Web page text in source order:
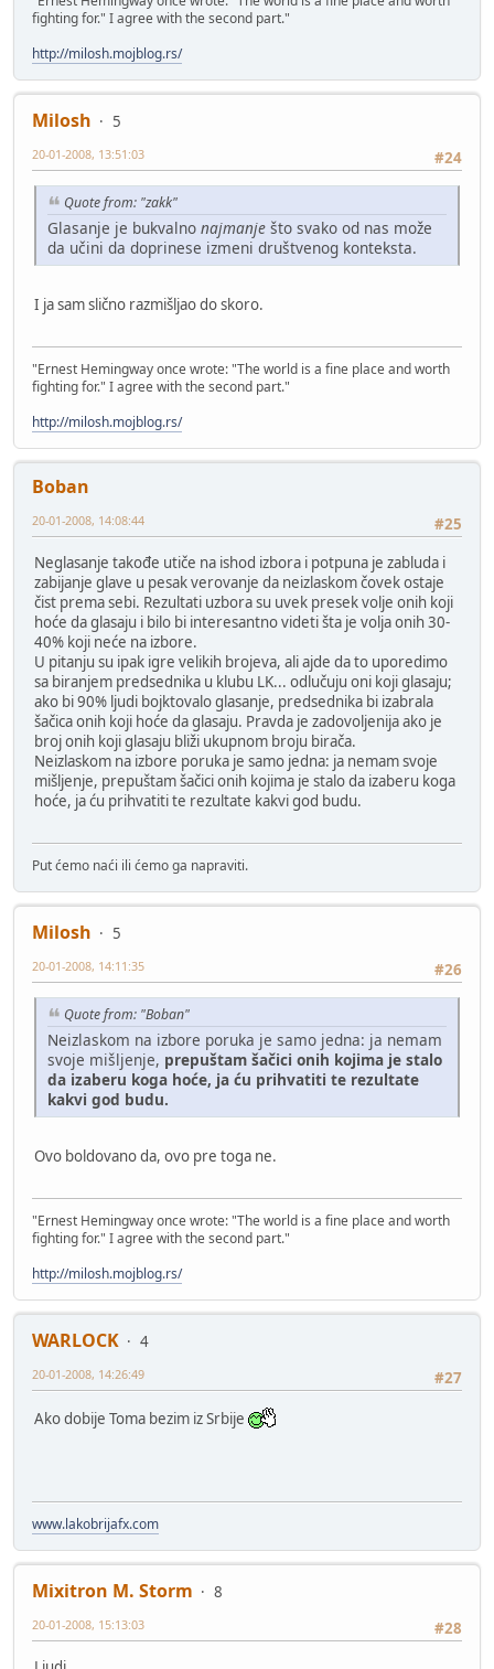
fighting for." I agree with the second part."
http://milosh.mojblog.rs/
Milosh
5
#24
20-01-2008, 13:51:03
Quote from: "zakk"
Glasanje je bukvalno najmanje što svako od nas može
da učini da doprinese izmeni društvenog konteksta.
I ja sam slično razmišljao do skoro.
"Ernest Hemingway once wrote: "The world is a fine place and worth
fighting for." I agree with the second part."
http://milosh.mojblog.rs/
Boban
#25
20-01-2008, 14:08:44
Neglasanje takođe utiče na ishod izbora i potpuna je zabluda i
zabijanje glave u pesak verovanje da neizlaskom čovek ostaje
čist prema sebi. Rezultati uzbora su uvek presek volje onih koji
hoće da glasaju i bilo bi interesantno videti šta je volja onih 30-
40% koji neće na izbore.
U pitanju su ipak igre velikih brojeva, ali ajde da to uporedimo
sa biranjem predsednika u klubu LK... odlučuju oni koji glasaju;
ako bi 90% ljudi bojktovalo glasanje, predsednika bi izabrala
šačica onih koji hoće da glasaju. Pravda je zadovoljenija ako je
broj onih koji glasaju bliži ukupnom broju birača.
Neizlaskom na izbore poruka je samo jedna: ja nemam svoje
mišljenje, prepuštam šačici onih kojima je stalo da izaberu koga
hoće, ja ću prihvatiti te rezultate kakvi god budu.
Put ćemo naći ili ćemo ga napraviti.
Milosh
5
#26
20-01-2008, 14:11:35
Quote from: "Boban"
Neizlaskom na izbore poruka je samo jedna: ja nemam
svoje mišljenje, prepuštam šačici onih kojima je stalo
da izaberu koga hoće, ja ću prihvatiti te rezultate
kakvi god budu.
Ovo boldovano da, ovo pre toga ne.
"Ernest Hemingway once wrote: "The world is a fine place and worth
fighting for." I agree with the second part."
http://milosh.mojblog.rs/
WARLOCK
4
#27
20-01-2008, 14:26:49
Ako dobije Toma bezim iz Srbije
www.lakobrijafx.com
Mixitron M. Storm
8
#28
20-01-2008, 15:13:03